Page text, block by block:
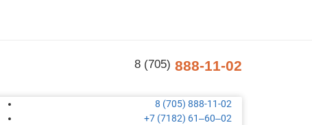
8 (705) 888-11-02
8 (705) 888-11-02
+7 (7182) 61‒60‒02